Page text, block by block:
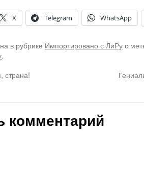
X Telegram WhatsApp
в рубрике Импортировано с ЛиРус
.
страна!
комментарий